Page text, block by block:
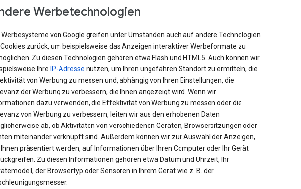
Werbetechnologien
Werbesysteme von Google greifen unter Umständen auch auf andere Technologien
zurück, um beispielsweise das Anzeigen interaktiver Werbeformate zu
Zu diesen Technologien gehören etwa Flash und HTML5. Auch können wir
Ihre IP-Adresse nutzen, um Ihren ungefähren Standort zu ermitteln, die
von Werbung zu messen und, abhängig von Ihren Einstellungen, die
der Werbung zu verbessern, die Ihnen angezeigt wird. Wenn wir
dazu verwenden, die Effektivität von Werbung zu messen oder die
von Werbung zu verbessern, leiten wir aus den erhobenen Daten
ab, ob Aktivitäten von verschiedenen Geräten, Browsersitzungen oder
miteinander verknüpft sind. Außerdem können wir zur Auswahl der Anzeigen,
Ihnen präsentiert werden, auf Informationen über Ihren Computer oder Ihr Gerät
Zu diesen Informationen gehören etwa Datum und Uhrzeit, Ihr
der Browsertyp oder Sensoren in Ihrem Gerät wie z. B. der